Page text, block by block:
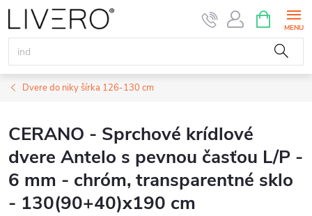
Prejsť
na
obsah
KOŠÍK
Dvere do niky šírka 126-130 cm
CERANO - Sprchové krídlové
dvere Antelo s pevnou časťou L/P -
6 mm - chróm, transparentné sklo
- 130(90+40)x190 cm